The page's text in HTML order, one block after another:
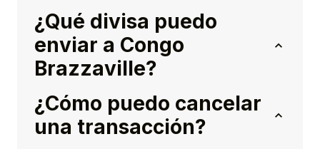
¿Qué divisa puedo
enviar a Congo
Brazzaville?
¿Cómo puedo cancelar
una transacción?